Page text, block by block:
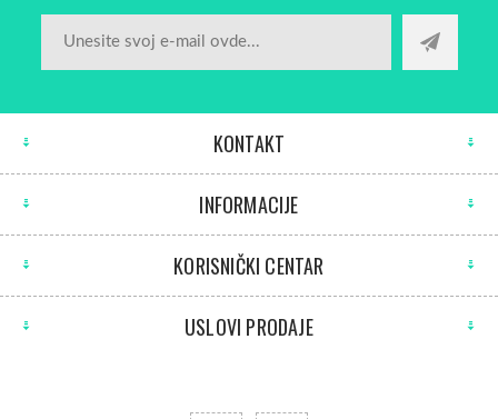
KONTAKT
INFORMACIJE
KORISNIČKI CENTAR
USLOVI PRODAJE